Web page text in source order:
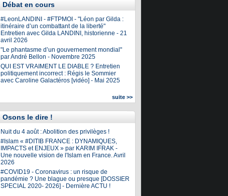
Débat en cours
#LeonLANDINI - #FTPMOI - "Léon par Gilda :
itinéraire d’un combattant de la liberté"
Entretien avec Gilda LANDINI, historienne - 21
avril 2026
"Le phantasme d’un gouvernement mondial"
par André Bellon - Novembre 2025
QUI EST VRAIMENT LE DIABLE ? Entretien
politiquement incorrect : Régis le Sommier
avec Caroline Galactéros [vidéo] - Mai 2025
suite >>
Osons le dire !
Nuit du 4 août : Abolition des privilèges !
#Islam « #DITIB FRANCE : DYNAMIQUES,
IMPACTS et ENJEUX » par KARIM IFRAK -
Une nouvelle vision de l'Islam en France. Avril
2026
#COVID19 - Coronavirus : un risque de
pandémie ? Une blague ou presque [DOSSIER
SPECIAL 2020- 2026] - Dernière ACTU !